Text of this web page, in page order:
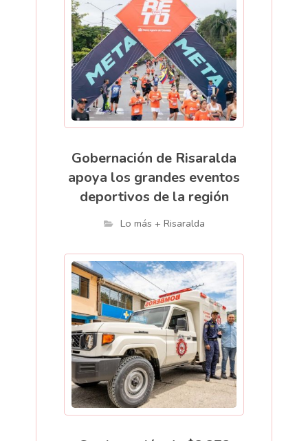
Gobernación de Risaralda
apoya los grandes eventos
deportivos de la región
Lo más + Risaralda